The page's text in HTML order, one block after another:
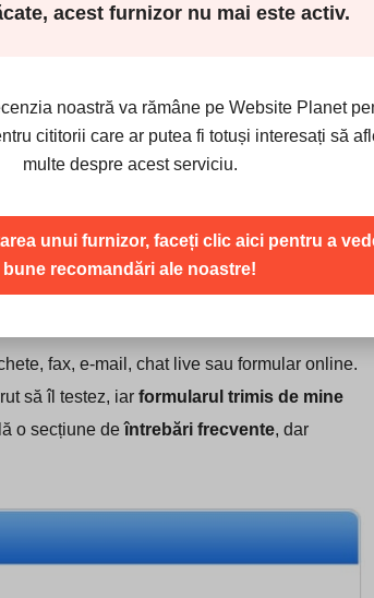
competitiv
gratuite), sautrei ani (cu un an gratuit). Nu
sau anuală, dar primiți undomeniu
planuri.
sau card EuPlatesc.ro. Garanția
doar pentru anumite produse și doar dacă
de autorizare a rambursării.
fax, e-mail, chat live sau formular online.
să îl testez, iar formularul trimis de mine
o secțiune deîntrebări frecvente, dar
acest furnizor nu mai este activ.
noastră va rămâne pe Website Planet
cititorii care ar putea fi totuși interesați să
multe despre acest serviciu.
unui furnizor, faceți clic aici pentru a
bune recomandări ale noastre!